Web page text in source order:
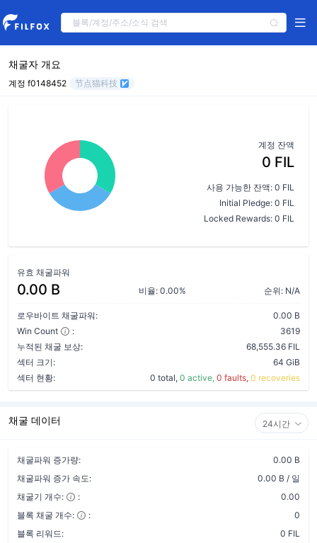
채굴자 개요
계정 f0148452 节点猫科技
계정 잔액
0 FIL
사용 가능한 잔액: 0 FIL
Initial Pledge: 0 FIL
Locked Rewards: 0 FIL
유효 채굴파워
0.00 B 비율: 0.00% 순위: N/A
로우바이트 채굴파워:
0.00 B
Win Count
:
3619
누적된 채굴 보상:
68,555.36 FIL
섹터 크기:
64 GiB
섹터 현황:
0 total, 0 active, 0 faults, 0 recoveries
채굴 데이터 24시간
채굴파워 증가량:
0.00 B
채굴파워 증가 속도:
0.00 B / 일
채굴기 개수:
:
0.00
블록 채굴 개수:
:
0
블록 리워드:
0 FIL